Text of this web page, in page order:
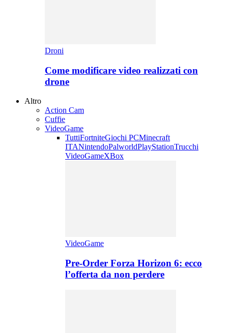
Droni
Come modificare video realizzati con
drone
Altro
Action Cam
Cuffie
VideoGame
TuttiFortniteGiochi PCMinecraft
ITANintendoPalworldPlayStationTrucchi
VideoGameXBox
VideoGame
Pre-Order Forza Horizon 6: ecco
l’offerta da non perdere